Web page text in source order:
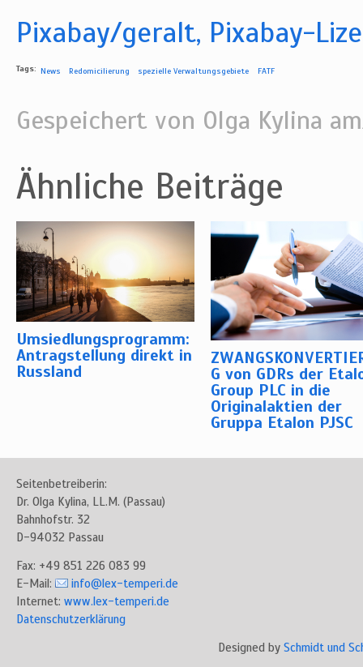
Pixabay/geralt, Pixabay-
Tags: News Redomicilierung spezielle Verwaltungsgebiete FATF
Gespeichert von Olga Kylina
Ähnliche Beiträge
Umsiedlungsprogramm:
Antragstellung direkt in
Russland
G von GDRs der
Group PLC in die
Originalaktien der
Gruppa Etalon PJSC
Seitenbetreiberin:
Dr. Olga Kylina, LL.M. (Passau)
Bahnhofstr. 32
D-94032 Passau
Fax: +49 851 226 083 99
E-Mail:
info@lex-temperi.de
Internet: www.lex-temperi.de
Datenschutzerklärung
Designed by Schmidt und